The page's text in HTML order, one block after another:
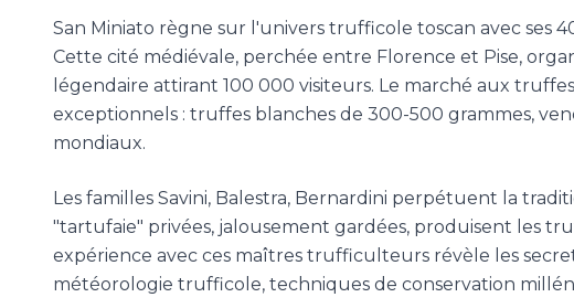
San Miniato règne sur l'univers trufficole toscan avec ses
Cette cité médiévale, perchée entre Florence et Pise,
légendaire attirant 100 000 visiteurs. Le marché aux
exceptionnels : truffes blanches de 300-500 grammes,
mondiaux.
Les familles Savini, Balestra, Bernardini perpétuent la
"tartufaie" privées, jalousement gardées, produisent les
expérience avec ces maîtres trufficulteurs révèle les
météorologie trufficole, techniques de conservation